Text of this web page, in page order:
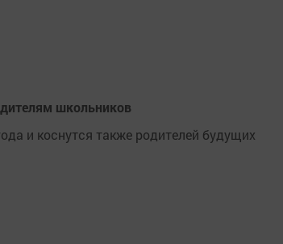
школьников
и коснутся также родителей будущих